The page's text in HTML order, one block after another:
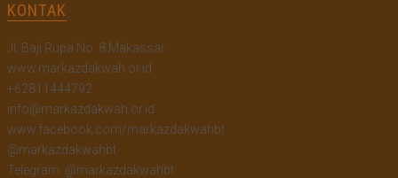
KONTAK
Jl. Baji Rupa No. 8 Makassar
www.markazdakwah.or.id
+62811444792
info@markazdakwah.or.id
www.facebook.com/markazdakwahbt
@markazdakwahbt
Telegram: @markazdakwahbt